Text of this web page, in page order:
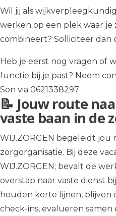
Wil jij als
werken op een plek waar je
combineert? Solliciteer dan
Heb je eerst nog vragen of
functie bij je past? Neem
Son via 0621338297
📝 Jouw route
vaste baan in de
WIJ.ZORGEN begeleidt jou
zorgorganisatie. Bij deze
WIJ.ZORGEN; bevalt de
overstap naar vaste dienst
houden korte lijnen, blijven
check-ins, evalueren